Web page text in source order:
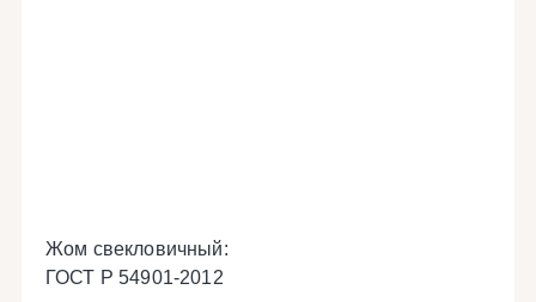
Жом свекловичный:
ГОСТ Р 54901-2012